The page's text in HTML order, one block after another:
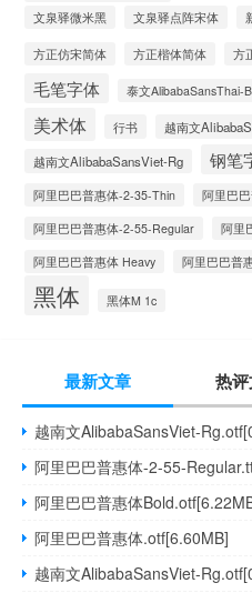
文泉驿微米黑 文泉驿点阵宋体
方正仿宋简体 方正楷体简体 方
毛笔字体 泰文AlibabaSansThai-
美术体 行书
越南文
越南文AlibabaSansViet-Rg
钢笔
阿里巴巴普惠体-2-35-Thin
阿里巴
阿里巴巴普惠体-2-55-Regular
阿里
阿里巴巴普惠体 Heavy
阿里巴巴普
黑体 黑体M 1c
最新文章 热
越南文AlibabaSansViet-
阿里巴巴普惠体-2-55-
阿里巴巴普惠体
阿里巴巴普惠体.otf[6.60MB]
越南文AlibabaSansViet-